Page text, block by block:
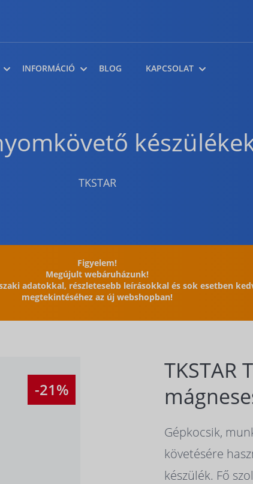
INFORMÁCIÓ BLOG KAPCSOLAT
TKSTAR
Figyelem!
Megújult webáruházunk!
adatokkal, részletesebb leírásokkal és sok esetben
megtekintéséhez az új webshopban!
-21%
TKSTAR
Gépkocsik,
követésére
készülék. Fő